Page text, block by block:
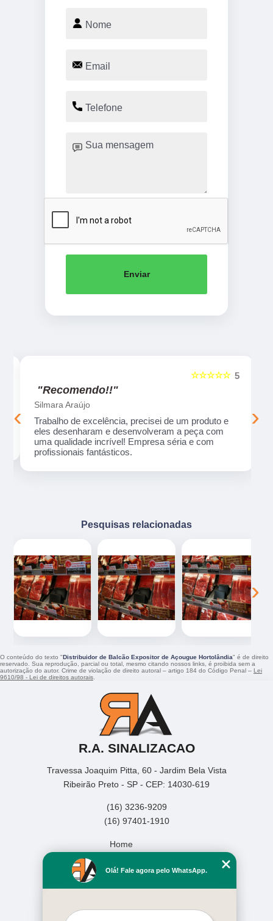
Enviar
5
☆☆☆☆☆
"Recomendo!!"
Silmara Araújo
Trabalho de excelência, precisei de um produto e
eles desenharam e desenvolveram a peça com
uma qualidade incrível! Empresa séria e com
profissionais fantásticos.
‹ ›
Pesquisas relacionadas
‹ ›
O conteúdo do texto "Distribuidor de Balcão Expositor de Açougue Hortolândia" é de direito
reservado. Sua reprodução, parcial ou total, mesmo citando nossos links, é proibida sem a
autorização do autor. Crime de violação de direito autoral – artigo 184 do Código Penal – Lei
9610/98 - Lei de direitos autorais.
R.A. SINALIZACAO
Travessa Joaquim Pitta, 60 - Jardim Bela Vista
Ribeirão Preto - SP - CEP: 14030-619
(16) 3236-9209
(16) 97401-1910
Home
Missão
Olá! Fale agora pelo WhatsApp.